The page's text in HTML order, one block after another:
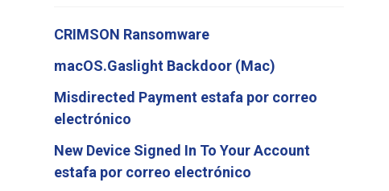
CRIMSON Ransomware
macOS.Gaslight Backdoor (Mac)
Misdirected Payment estafa por correo
electrónico
New Device Signed In To Your Account
estafa por correo electrónico